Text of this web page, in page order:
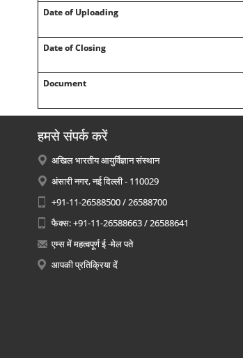
Date of Uploading
Date of Closing
Document
हमसे संपर्क करें
अखिल भारतीय आयुर्विज्ञान संस्थान
अंसारी नगर, नई दिल्ली - 110029
+91-11-26588500 / 26588700
फैक्स: +91-11-26588663 / 26588641
एम्स में महत्वपूर्ण ई -मेल पते
आपकी प्रतिक्रिया दें